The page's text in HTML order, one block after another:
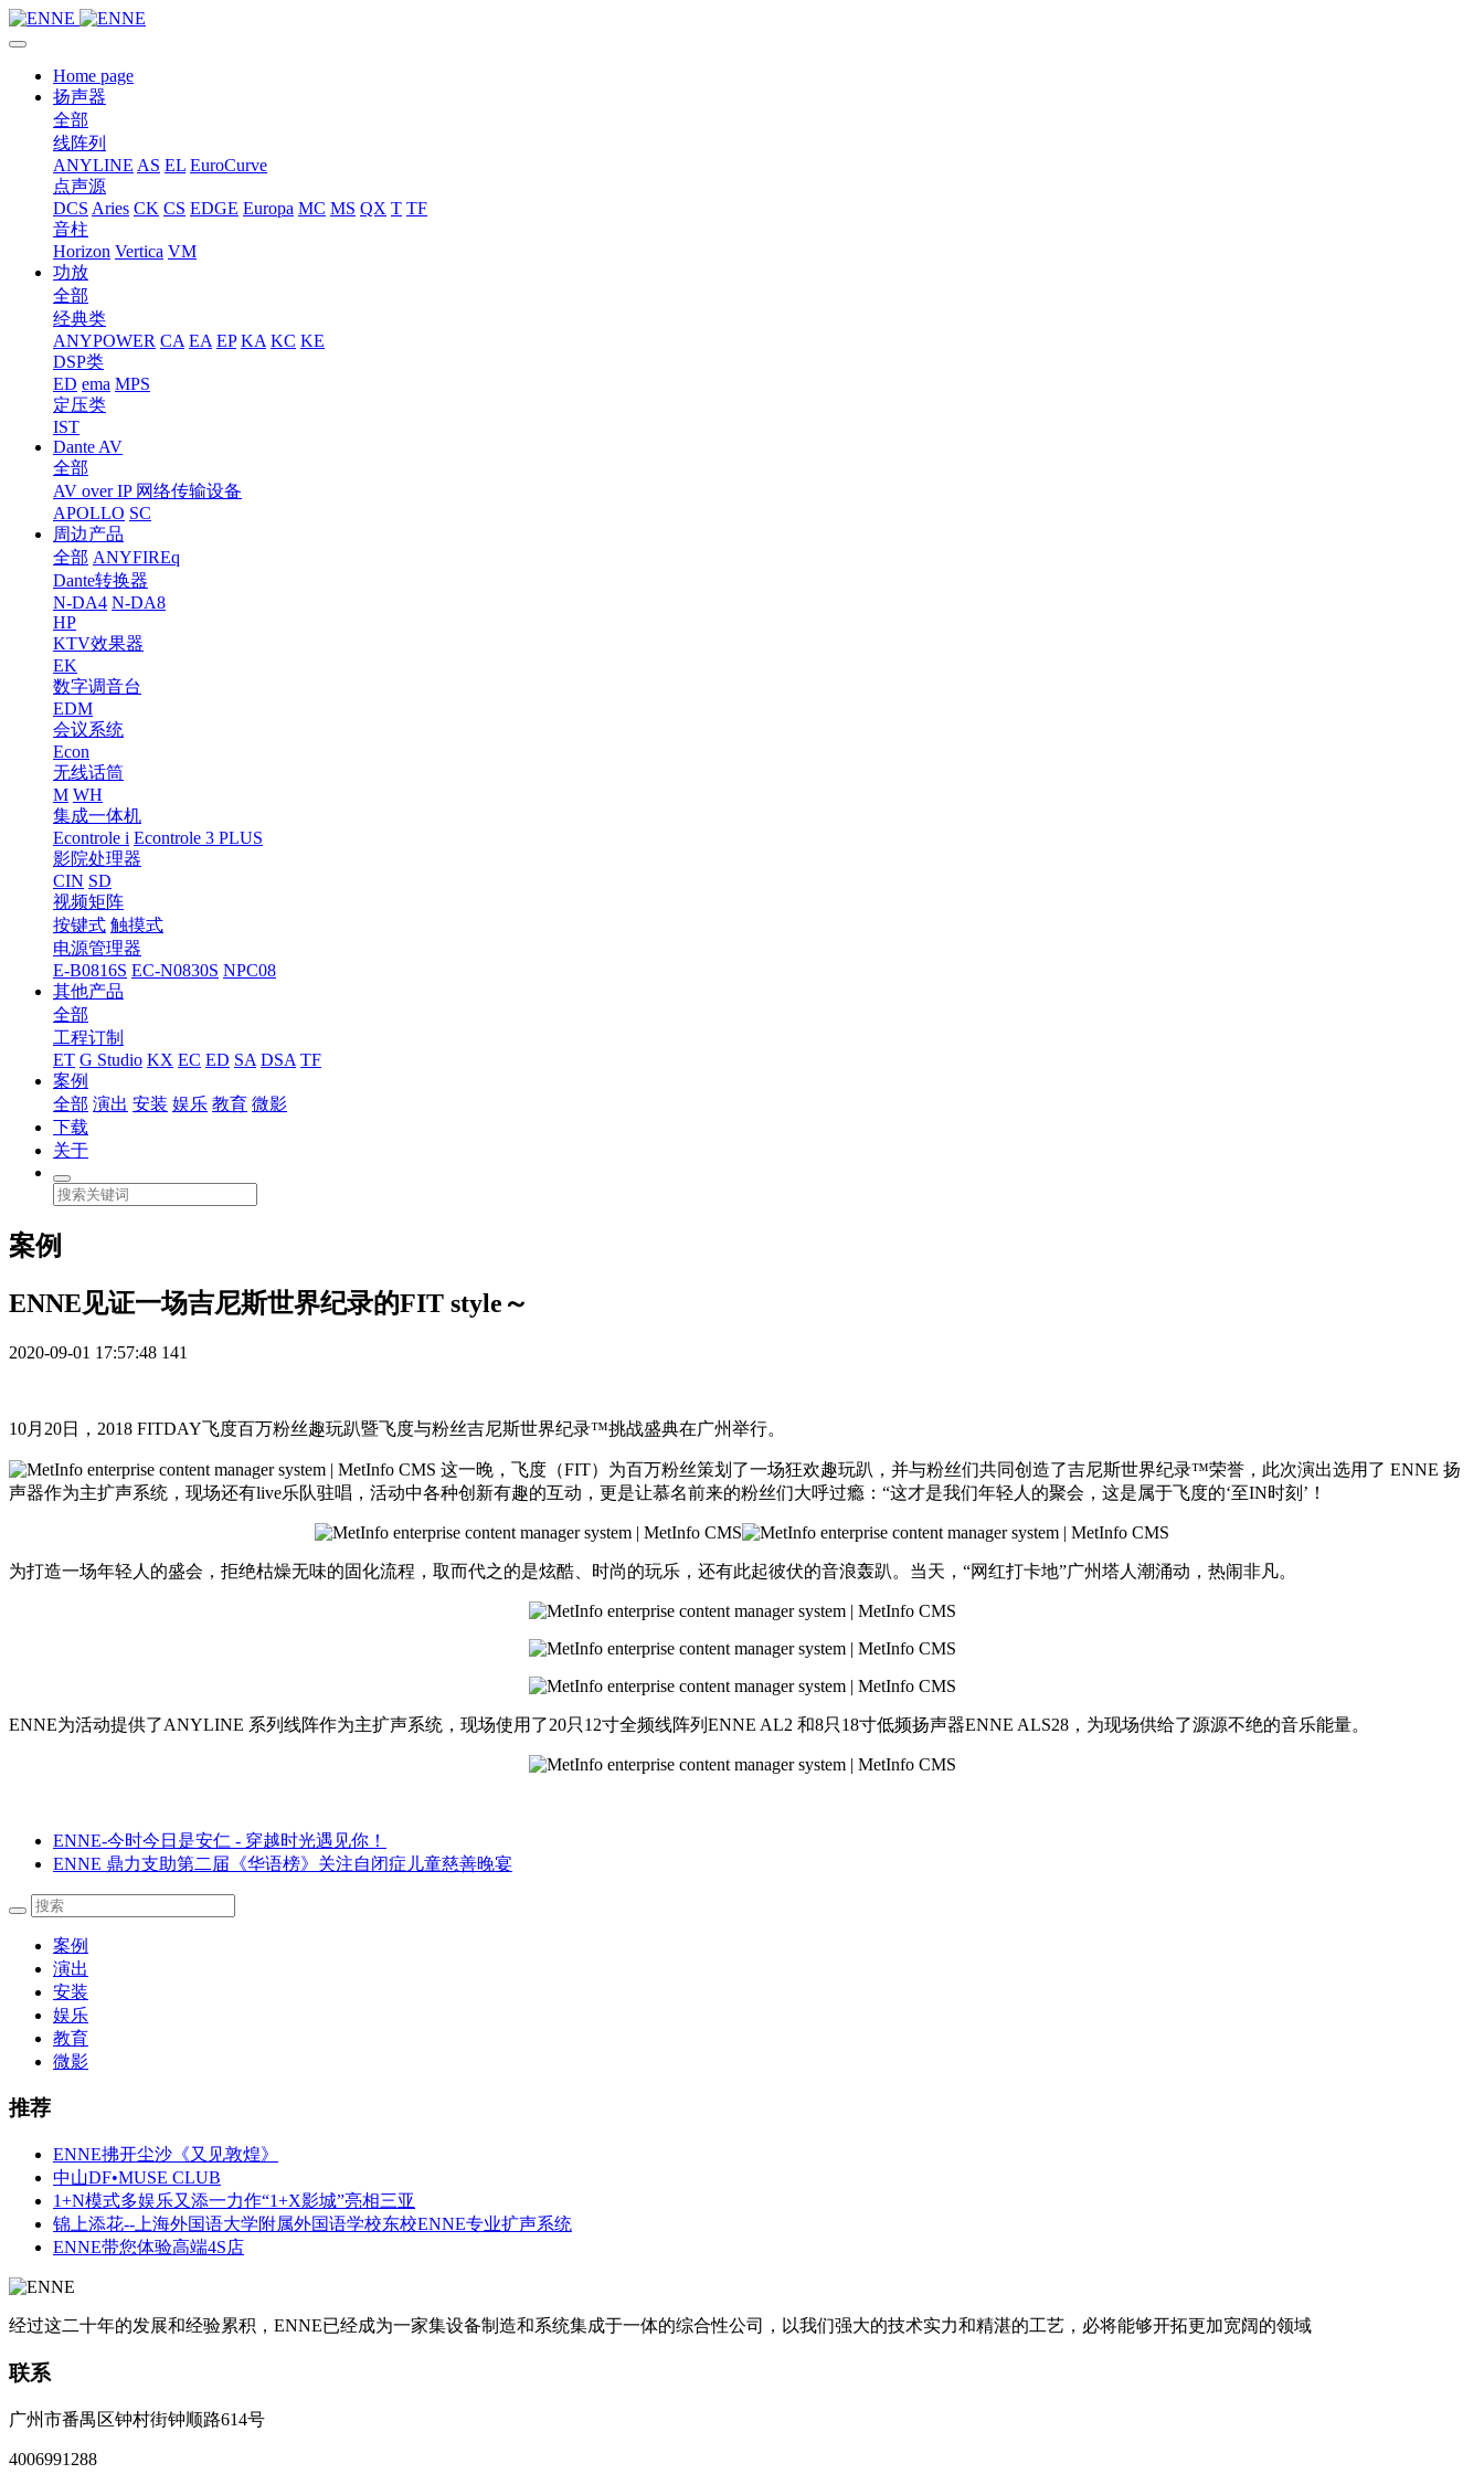
Home page
扬声器
全部
线阵列
ANYLINE AS EL EuroCurve
点声源
DCS Aries CK CS EDGE Europa MC MS QX T TF
音柱
Horizon Vertica VM
功放
全部
经典类
ANYPOWER CA EA EP KA KC KE
DSP类
ED ema MPS
定压类
IST
Dante AV
全部
AV over IP 网络传输设备
APOLLO SC
周边产品
全部 ANYFIREq
Dante转换器
N-DA4 N-DA8
HP
KTV效果器
EK
数字调音台
EDM
会议系统
Econ
无线话筒
M WH
集成一体机
Econtrole i Econtrole 3 PLUS
影院处理器
CIN SD
视频矩阵
按键式 触摸式
电源管理器
E-B0816S EC-N0830S NPC08
其他产品
全部
工程订制
ET G Studio KX EC ED SA DSA TF
案例
全部 演出 安装 娱乐 教育 微影
下载
关于
案例
ENNE见证一场吉尼斯世界纪录的FIT style～
2020-09-01 17:57:48 141
10月20日，2018 FITDAY飞度百万粉丝趣玩趴暨飞度与粉丝吉尼斯世界纪录™挑战盛典在广州举行。
这一晚，飞度（FIT）为百万粉丝策划了一场狂欢趣玩趴，并与粉丝们共同创造了吉尼斯世界纪录™荣誉，此次演出选用了 ENNE 扬
声器作为主扩声系统，现场还有live乐队驻唱，活动中各种创新有趣的互动，更是让慕名前来的粉丝们大呼过瘾：“这才是我们年轻人的聚会，这是属于飞度的‘至IN时刻’！
为打造一场年轻人的盛会，拒绝枯燥无味的固化流程，取而代之的是炫酷、时尚的玩乐，还有此起彼伏的音浪轰趴。当天，“网红打卡地”广州塔人潮涌动，热闹非凡。
ENNE为活动提供了ANYLINE 系列线阵作为主扩声系统，现场使用了20只12寸全频线阵列ENNE AL2 和8只18寸低频扬声器ENNE ALS28，为现场供给了源源不绝的音乐能量。
ENNE-今时今日是安仁 - 穿越时光遇见你！
ENNE 鼎力支助第二届《华语榜》关注自闭症儿童慈善晚宴
案例
演出
安装
娱乐
教育
微影
推荐
ENNE拂开尘沙《又见敦煌》
中山DF•MUSE CLUB
1+N模式多娱乐又添一力作“1+X影城”亮相三亚
锦上添花--上海外国语大学附属外国语学校东校ENNE专业扩声系统
ENNE带您体验高端4S店
经过这二十年的发展和经验累积，ENNE已经成为一家集设备制造和系统集成于一体的综合性公司，以我们强大的技术实力和精湛的工艺，必将能够开拓更加宽阔的领域
联系
广州市番禺区钟村街钟顺路614号
4006991288